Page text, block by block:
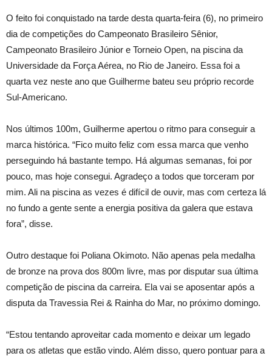
O feito foi conquistado na tarde desta quarta-feira (6), no primeiro
dia de competições do Campeonato Brasileiro Sênior,
Campeonato Brasileiro Júnior e Torneio Open, na piscina da
Universidade da Força Aérea, no Rio de Janeiro. Essa foi a
quarta vez neste ano que Guilherme bateu seu próprio recorde
Sul-Americano.
Nos últimos 100m, Guilherme apertou o ritmo para conseguir a
marca histórica. “Fico muito feliz com essa marca que venho
perseguindo há bastante tempo. Há algumas semanas, foi por
pouco, mas hoje consegui. Agradeço a todos que torceram por
mim. Ali na piscina as vezes é difícil de ouvir, mas com certeza lá
no fundo a gente sente a energia positiva da galera que estava
fora”, disse.
Outro destaque foi Poliana Okimoto. Não apenas pela medalha
de bronze na prova dos 800m livre, mas por disputar sua última
competição de piscina da carreira. Ela vai se aposentar após a
disputa da Travessia Rei & Rainha do Mar, no próximo domingo.
“Estou tentando aproveitar cada momento e deixar um legado
para os atletas que estão vindo. Além disso, quero pontuar para a